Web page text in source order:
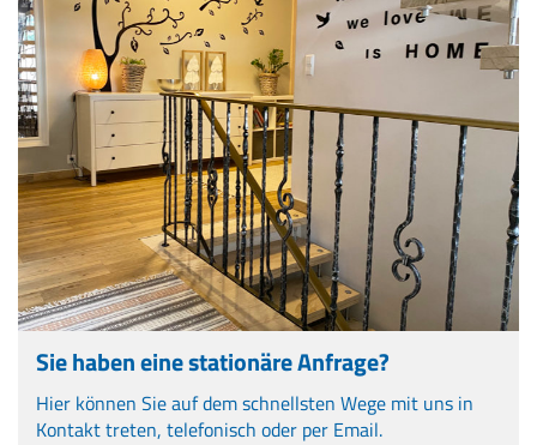
Sie haben eine stationäre Anfrage?
Hier können Sie auf dem schnellsten Wege mit uns in
Kontakt treten, telefonisch oder per Email.